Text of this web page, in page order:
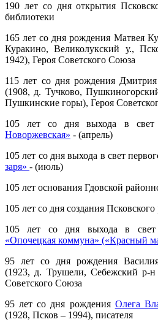
190 лет со дня открытия
библиотеки
165 лет со дня рождения Матвея
Куракино, Великолукский у.,
1942), Героя Советского Союза
115 лет со дня рождения
(1908, д. Тучково,
Пушкинские горы), Героя
105 лет со дня выхода в свет
Новоржевская» - (апрель)
105 лет со дня выхода в свет
заря» - (июль)
105 лет основания Гдовской
105 лет со дня создания
105 лет со дня выхода в свет
«Опочецкая коммуна» («Красный
95 лет со дня рождения
(1923, д. Трушели, Себежский р-н
Советского Союза
95 лет со дня рождения Олега
(1928, Псков – 1994), писателя